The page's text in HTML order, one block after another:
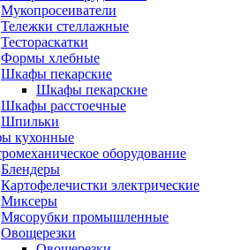
Мукопросеиватели
Тележки стеллажные
Тестораскатки
Формы хлебные
Шкафы пекарские
Шкафы пекарские
Шкафы расстоечные
Шпильки
кухонные
оборудование
Блендеры
Картофелечистки электрические
Миксеры
Мясорубки промышленные
Овощерезки